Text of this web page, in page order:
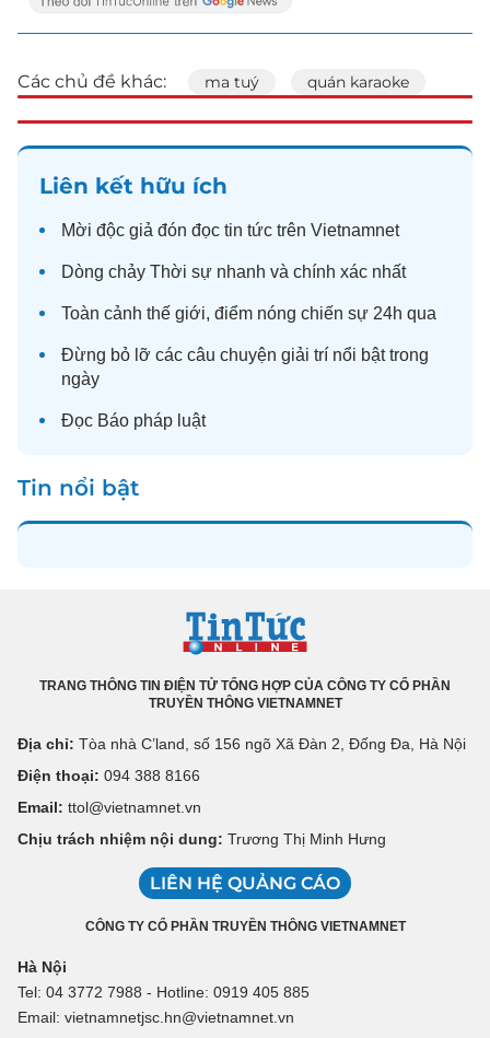
Các chủ đề khác: ma tuý quán karaoke
Liên kết hữu ích
Mời độc giả đón đọc tin tức trên Vietnamnet
Dòng chảy Thời sự nhanh và chính xác nhất
Toàn cảnh thế giới, điểm nóng chiến sự 24h qua
Đừng bỏ lỡ các câu chuyện giải trí nổi bật trong
ngày
Đọc Báo pháp luật
Tin nổi bật
TRANG THÔNG TIN ĐIỆN TỬ TỔNG HỢP CỦA CÔNG TY CỔ PHẦN
TRUYỀN THÔNG VIETNAMNET
Địa chỉ: Tòa nhà C’land, số 156 ngõ Xã Đàn 2, Đống Đa, Hà Nội
Điện thoại: 094 388 8166
Email: ttol@vietnamnet.vn
Chịu trách nhiệm nội dung: Trương Thị Minh Hưng
LIÊN HỆ QUẢNG CÁO
CÔNG TY CỔ PHẦN TRUYỀN THÔNG VIETNAMNET
Hà Nội
Tel: 04 3772 7988 - Hotline: 0919 405 885
Email: vietnamnetjsc.hn@vietnamnet.vn